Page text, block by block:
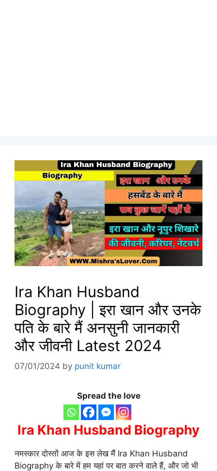
Ira Khan Husband
Biography | इरा खान और उनके
पति के बारे मैं अनसुनी जानकारी
और जीवनी Latest 2024
07/01/2024 by punit kumar
Spread the love
Ira Khan Husband Biography
नमस्कार दोस्तों आज के इस लेख मैं Ira Khan Husband
Biography के बारे में हम यहां पर बात करने वाले हैं, और जो भी